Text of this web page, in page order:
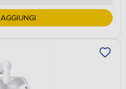
AGGIUNGI